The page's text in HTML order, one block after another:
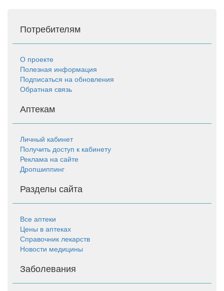
Потребителям
О проекте
Полезная информация
Подписаться на обновления
Обратная связь
Аптекам
Личный кабинет
Получить доступ к кабинету
Реклама на сайте
Дропшиппинг
Разделы сайта
Все аптеки
Цены в аптеках
Справочник лекарств
Новости медицины
Заболевания